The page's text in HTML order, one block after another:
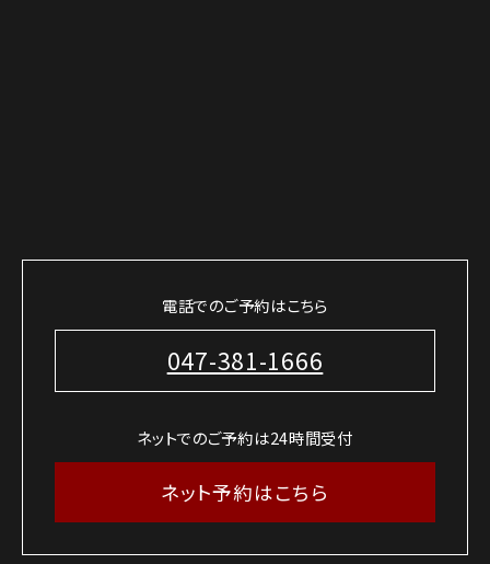
電話でのご予約はこちら
047-381-1666
ネットでのご予約は24時間受付
ネット予約はこちら